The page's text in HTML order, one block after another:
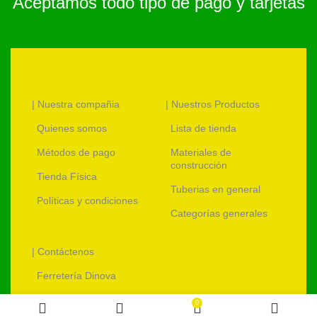
| Nuestra compañia
Quienes somos
Métodos de pago
Tienda Física
Políticas y condiciones
| Nuestros Productos
Lista de tienda
Materiales de
construcción
Tuberias en general
Categorías generales
| Contáctenos
Ferretería Dinova
0